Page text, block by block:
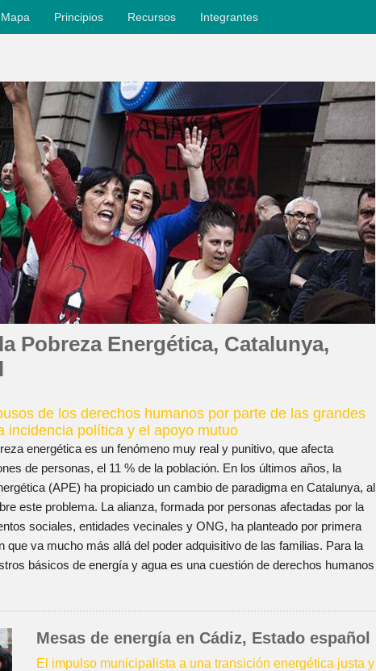
Mapa Principios Recursos Integrantes
Pobreza Energética, Catalunya,
de los derechos humanos por parte de las grandes
incidencia política y el apoyo mutuo
energética es un fenómeno muy real y punitivo, que afecta
de personas, el 11 % de la población. En los últimos años, la
(APE) ha propiciado un cambio de paradigma en Catalunya, al
este problema. La alianza, formada por personas afectadas por la
sociales, entidades vecinales y ONG, ha planteado por primera
que va mucho más allá del poder adquisitivo de las familias. Para la
básicos de energía y agua es una cuestión de derechos humanos
Mesas de energía en Cádiz, Estado español
El impulso municipalista a una transición energética justa y